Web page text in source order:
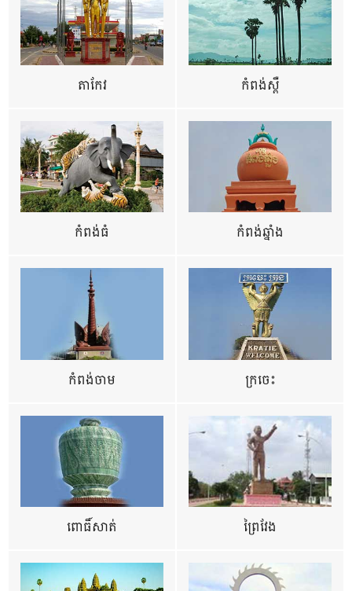
តាកែវ កំពង់ស្ពឺ
កំពង់ធំ កំពង់ឆ្នាំង
កំពង់ចាម ក្រចេះ
ពោធិ៍សាត់ ព្រៃវែង